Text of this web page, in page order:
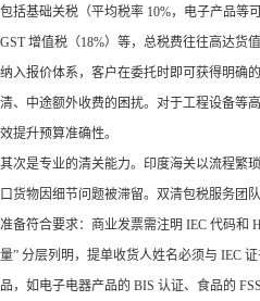
包括基础关税（平均税率 10%，电子产品等
GST 增值税（18%）等，总税费往往高达货
纳入报价体系，客户在委托时即可获得明确
清、中途额外收费的困扰。对于工程设备等
效提升预算准确性。​
其次是专业的清关能力。印度海关以流程繁
口货物因细节问题被滞留。双清包税服务团
准备符合要求：商业发票需注明 IEC 代码和
量” 分层列明，提单收货人姓名必须与 IEC
品，如电子电器产品的 BIS 认证、食品的